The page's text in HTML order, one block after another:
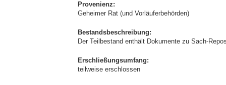
Provenienz:
Geheimer Rat (und Vorläuferbehörden)
Bestandsbeschreibung:
Der Teilbestand enthält Dokumente zu Sach-
Erschließungsumfang:
teilweise erschlossen